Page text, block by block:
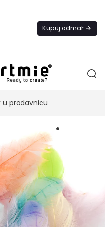
Kupuj odmah
u prodavnicu